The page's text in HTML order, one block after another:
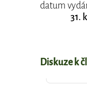
datum
31.
Diskuze k